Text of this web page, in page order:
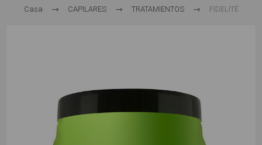
Casa CAPILARES TRATAMIENTOS FIDELITÉ